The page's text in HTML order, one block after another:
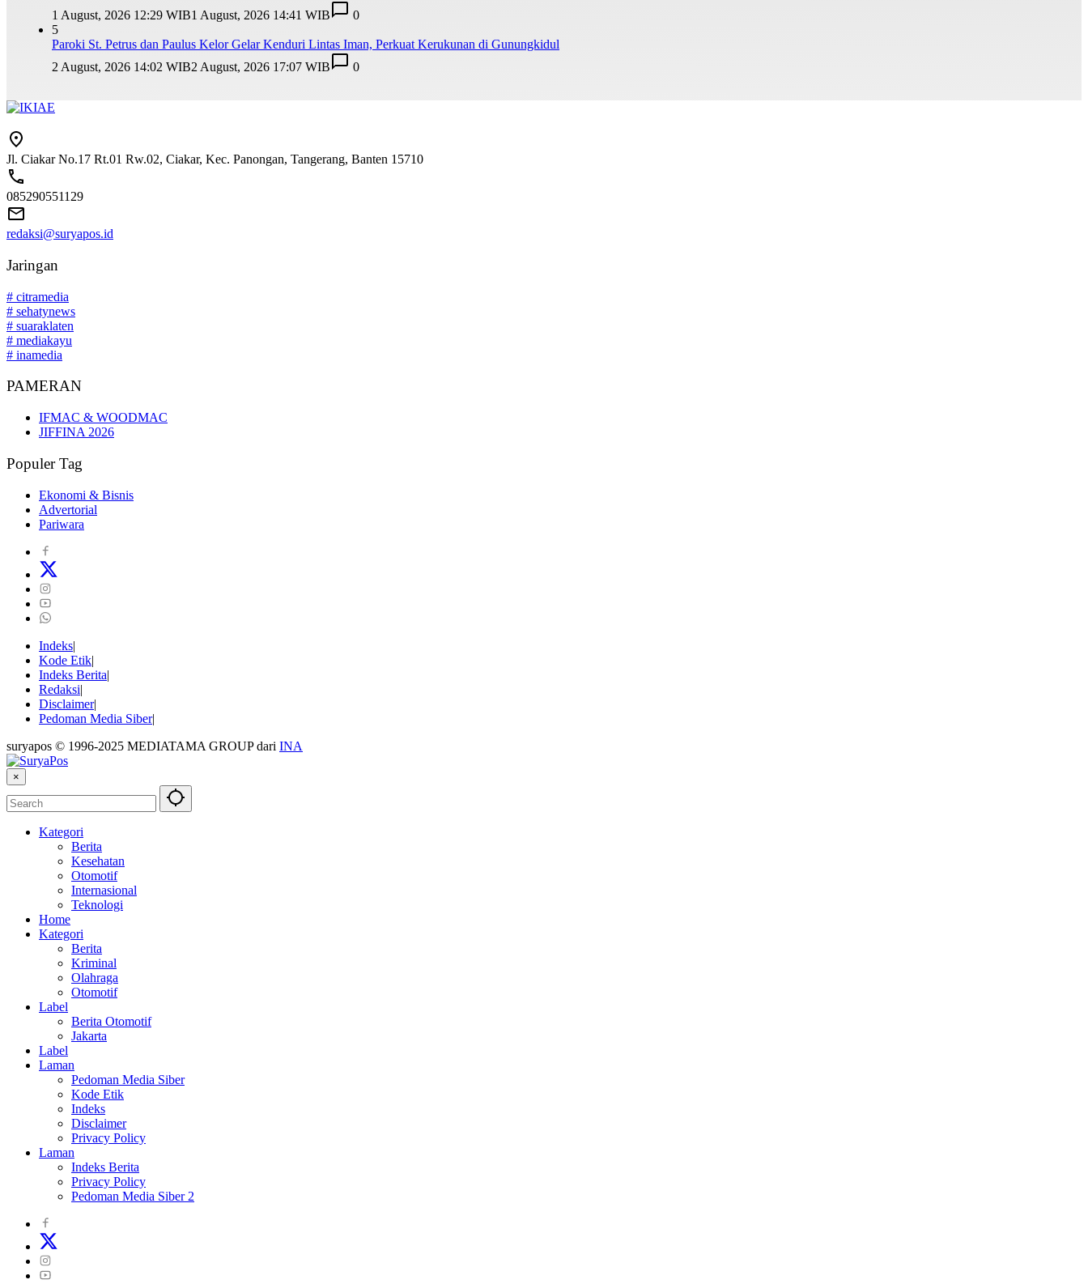
1 August, 2026 12:29 WIB1 August, 2026 14:41 WIB
0
5
Paroki St. Petrus dan Paulus Kelor Gelar Kenduri Lintas Iman, Perkuat Kerukunan di Gunungkidul
2 August, 2026 14:02 WIB2 August, 2026 17:07 WIB 0
Jl. Ciakar No.17 Rt.01 Rw.02, Ciakar, Kec. Panongan, Tangerang, Banten 15710
085290551129
redaksi@suryapos.id
Jaringan
# citramedia
# sehatynews
# suaraklaten
# mediakayu
# inamedia
PAMERAN
IFMAC & WOODMAC
JIFFINA 2026
Populer Tag
Ekonomi & Bisnis
Advertorial
Pariwara
Indeks
Kode Etik
Indeks Berita
Redaksi
Disclaimer
Pedoman Media Siber
suryapos © 1996-2025 MEDIATAMA GROUP dari INA
×
Kategori
Berita
Kesehatan
Otomotif
Internasional
Teknologi
Home
Kategori
Berita
Kriminal
Olahraga
Otomotif
Label
Berita Otomotif
Jakarta
Label
Laman
Pedoman Media Siber
Kode Etik
Indeks
Disclaimer
Privacy Policy
Laman
Indeks Berita
Privacy Policy
Pedoman Media Siber 2